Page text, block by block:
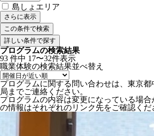
島しょエリア
さらに表示
詳しい条件で探す
プログラムの検索結果
93 件中 17〜32件表示
職業体験の検索結果並べ替え
プログラムに関する問い合わせは、東京
局までご連絡ください。
プログラムの内容は変更になっている場
の情報はそれぞれのリンク先をご確認くだ